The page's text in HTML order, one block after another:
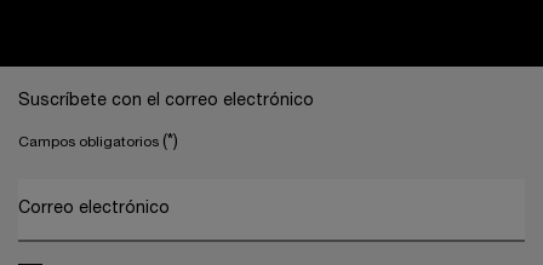
Suscríbete con el correo electrónico
Campos obligatorios (*)
Correo electrónico